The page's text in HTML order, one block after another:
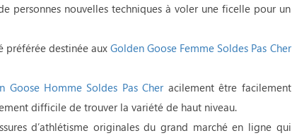
personnes nouvelles techniques à voler une ficelle pour un
préférée destinée auxGolden Goose Femme Soldes Pas Cher
Goose Homme Soldes Pas Cheracilement être facilement
difficile de trouver la variété de haut niveau.
d’athlétisme originales du grand marché en ligne qui